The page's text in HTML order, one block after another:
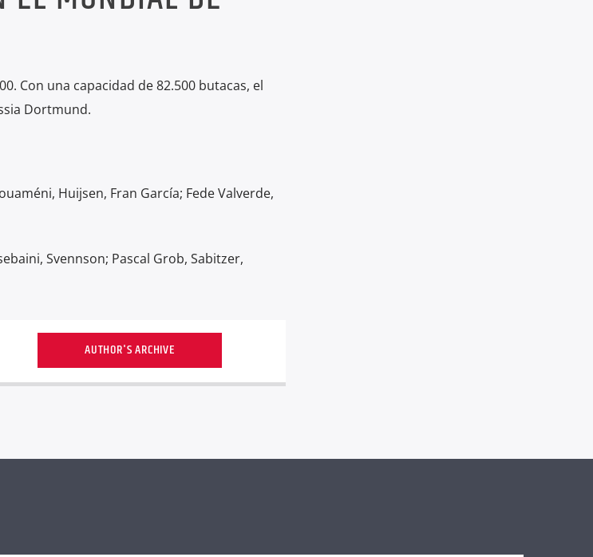
Con una capacidad de 82.500 butacas, el
Dortmund.
Huijsen, Fran García; Fede Valverde,
Svennson; Pascal Grob, Sabitzer,
AUTHOR'S ARCHIVE